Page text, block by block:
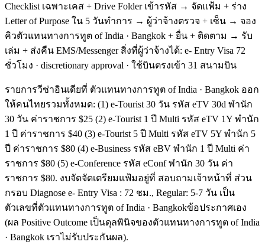
Checklist เฉพาะเคส + Drive Folder เข้ารหัส → จัดแฟ้ม + ร่าง
Letter of Purpose ใน 5 วันทำการ → ผู้ว่าจ้างตรวจ + เซ็น → จอง
คิวตัวแทนทางการทูต of India · Bangkok + ยื่น + ติดตาม → รับ
เล่ม + ส่งคืน EMS/Messenger สิ่งที่ผู้ว่าจ้างได้: e- Entry Visa 72
ชั่วโมง · discretionary approval · ใช้บินตรงเข้า 31 สนามบิน
รายการวีซ่าอินเดียที่ ตัวแทนทางการทูต of India · Bangkok ออก
ให้คนไทยรวมทั้งหมด: (1) e-Tourist 30 วัน รหัส eTV 30d พำนัก
30 วัน ค่าราชการ $25 (2) e-Tourist 1 ปี Multi รหัส eTV 1Y พำนัก
1 ปี ค่าราชการ $40 (3) e-Tourist 5 ปี Multi รหัส eTV 5Y พำนัก 5
ปี ค่าราชการ $80 (4) e-Business รหัส eBV พำนัก 1 ปี Multi ค่า
ราชการ $80 (5) e-Conference รหัส eConf พำนัก 30 วัน ค่า
ราชการ $80. งบจัดจัดเตรียมแฟ้มอยู่ที่ สอบถามเจ้าหน้าที่ ส่วน
กรอบ Diagnose e- Entry Visa : 72 ชม., Regular: 5-7 วัน เป็น
ตัวเลขที่ตัวแทนทางการทูต of India · Bangkokข้อประกาศเอง
(ผล Positive Outcome เป็นดุลพินิจของตัวแทนทางการทูต of India
· Bangkok เราไม่รับประกันผล).